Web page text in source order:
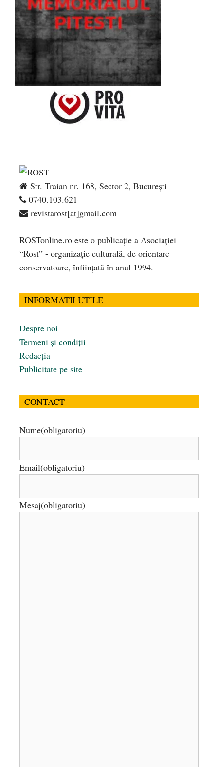
Str. Traian nr. 168, Sector 2, București
0740.103.621
revistarost[at]gmail.com
ROSTonline.ro este o publicaţie a Asociaţiei
“Rost” - organizaţie culturală, de orientare
conservatoare, înfiinţată în anul 1994.
INFORMATII UTILE
Despre noi
Termeni și condiții
Redacția
Publicitate pe site
CONTACT
Nume(obligatoriu)
Email(obligatoriu)
Mesaj(obligatoriu)